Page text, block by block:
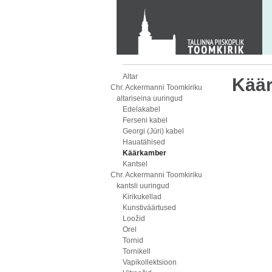
KONTAKT
Toom-Kooli 6, 10130 TALLINN
tallinna.toom@eelk.ee
Altar
Chr. Ackermanni Toomkiriku
altariseina uuringud
Edelakabel
Ferseni kabel
Georgi (Jüri) kabel
Hauatähised
Käärkamber
Kantsel
Chr. Ackermanni Toomkiriku
kantsli uuringud
Kirikukellad
Kunstiväärtused
Loožid
Orel
Tornid
Tornikell
Vapikollektsioon